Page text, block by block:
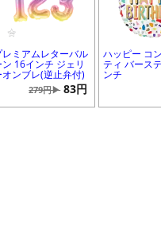
レミアムレターバル
ン 16インチ ジェリ
オンブレ(逆止弁付)
279円▶ 83円
ハッピー コ
ティ バース
ンチ